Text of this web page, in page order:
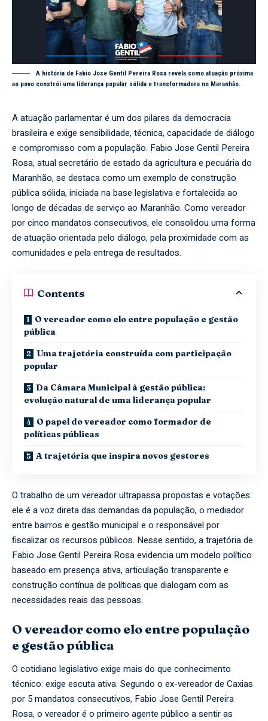
A história de Fabio Jose Gentil Pereira Rosa revela como atuação próxima
ao povo constrói uma liderança popular sólida e transformadora no Maranhão.
A atuação parlamentar é um dos pilares da democracia
brasileira e exige sensibilidade, técnica, capacidade de diálogo
e compromisso com a população. Fabio Jose Gentil Pereira
Rosa, atual secretário de estado da agricultura e pecuária do
Maranhão, se destaca como um exemplo de construção
pública sólida, iniciada na base legislativa e fortalecida ao
longo de décadas de serviço ao Maranhão. Como vereador
por cinco mandatos consecutivos, ele consolidou uma forma
de atuação orientada pelo diálogo, pela proximidade com as
comunidades e pela entrega de resultados.
Contents
O vereador como elo entre população e gestão
pública
Uma trajetória construída com participação
popular
Da Câmara Municipal à gestão pública:
evolução natural de uma liderança popular
O papel do vereador como formador de
políticas públicas
A trajetória que inspira novos gestores
O trabalho de um vereador ultrapassa propostas e votações:
ele é a voz direta das demandas da população, o mediador
entre bairros e gestão municipal e o responsável por
fiscalizar os recursos públicos. Nesse sentido, a trajetória de
Fabio Jose Gentil Pereira Rosa evidencia um modelo político
baseado em presença ativa, articulação transparente e
construção contínua de políticas que dialogam com as
necessidades reais das pessoas.
O vereador como elo entre população
e gestão pública
O cotidiano legislativo exige mais do que conhecimento
técnico: exige escuta ativa. Segundo o ex-vereador de Caxias
por 5 mandatos consecutivos, Fabio Jose Gentil Pereira
Rosa, o vereador é o primeiro agente público a sentir as